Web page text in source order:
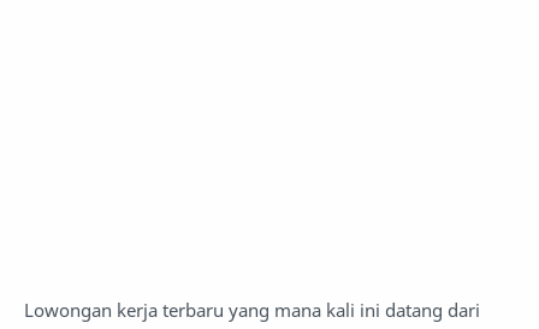
Lowongan kerja terbaru yang mana kali ini datang dari